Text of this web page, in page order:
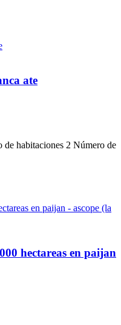
ate
de habitaciones 2 Número de
hectareas en paijan